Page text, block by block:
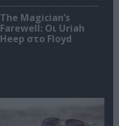
The Magician’s
Farewell: Οι Uriah
Heep στο Floyd